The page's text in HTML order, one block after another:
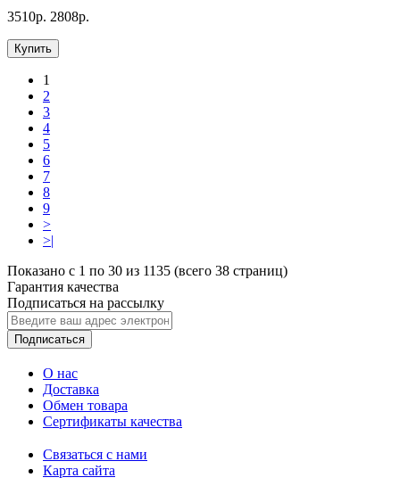
3510р. 2808р.
Купить
1
2
3
4
5
6
7
8
9
>
>|
Показано с 1 по 30 из 1135 (всего 38 страниц)
Гарантия качества
Подписаться на рассылку
Подписаться
О нас
Доставка
Обмен товара
Сертификаты качества
Связаться с нами
Карта сайта